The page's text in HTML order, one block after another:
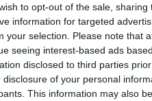
to opt-out of the sale,
information for targeted
your selection. Please note that
seeing interest-based ads
disclosed to third parties
disclosure of your personal
This information may also